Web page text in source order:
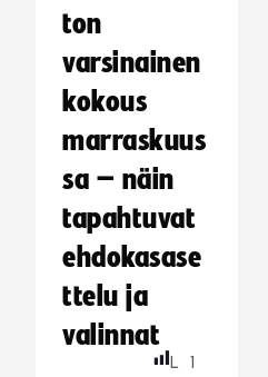
ton
varsinainen
kokous
marraskuus
sa – näin
tapahtuvat
ehdokasase
ttelu ja
valinnat
L 1